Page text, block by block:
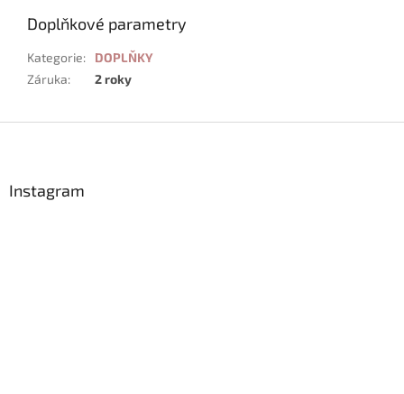
Doplňkové parametry
Kategorie:
DOPLŇKY
Záruka: 2 roky
Instagram